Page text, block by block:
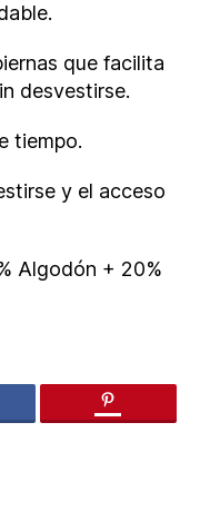
que facilita
desvestirse.
tiempo.
y el acceso
Algodón + 20%
pinteres